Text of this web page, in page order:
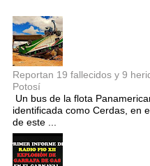
Reportan 19 fallecidos y 9
Potosí
Un bus de la flota
identificada como Cerdas, en
de este ...